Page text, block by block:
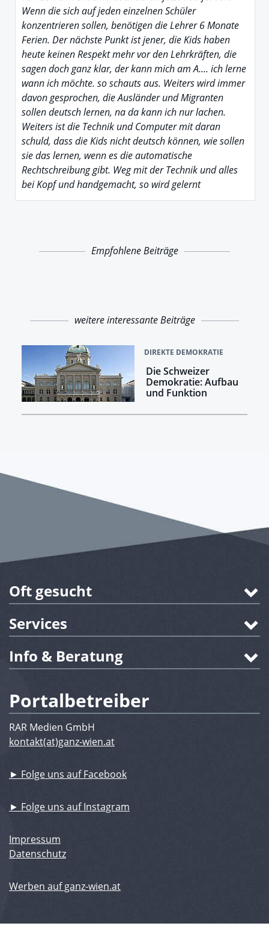
Wenn die sich auf jeden einzelnen Schüler
konzentrieren sollen, benötigen die Lehrer 6 Monate
Ferien. Der nächste Punkt ist jener, die Kids haben
heute keinen Respekt mehr vor den Lehrkräften, die
sagen doch ganz klar, der kann mich am A.... ich lerne
wann ich möchte. so schauts aus. Weiters wird immer
davon gesprochen, die Ausländer und Migranten
sollen deutsch lernen, na da kann ich nur lachen.
Weiters ist die Technik und Computer mit daran
schuld, dass die Kids nicht deutsch können, wie sollen
sie das lernen, wenn es die automatische
Rechtschreibung gibt. Weg mit der Technik und alles
bei Kopf und handgemacht, so wird gelernt
Empfohlene Beiträge
weitere interessante Beiträge
DIREKTE DEMOKRATIE
Die Schweizer
Demokratie: Aufbau
und Funktion
Oft gesucht
Services
Info & Beratung
Portalbetreiber
RAR Medien GmbH
kontakt(at)ganz-wien.at
► Folge uns auf Facebook
► Folge uns auf Instagram
Impressum
Datenschutz
Werben auf ganz-wien.at